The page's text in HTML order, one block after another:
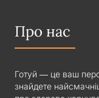
Про нас
Готуй — це ваш
знайдете